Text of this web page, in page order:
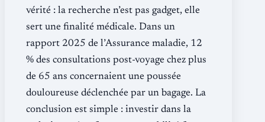
vérité : la recherche n’est pas gadget, elle
sert une finalité médicale. Dans un
rapport 2025 de l’Assurance maladie, 12
% des consultations post-voyage chez plus
de 65 ans concernaient une poussée
douloureuse déclenchée par un bagage. La
conclusion est simple : investir dans la